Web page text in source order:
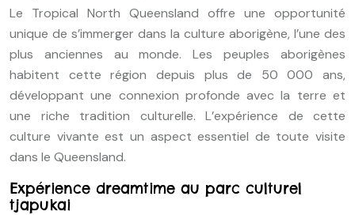
Le Tropical North Queensland offre une opportunité
unique de s’immerger dans la culture aborigène, l’une des
plus anciennes au monde. Les peuples aborigènes
habitent cette région depuis plus de 50 000 ans,
développant une connexion profonde avec la terre et
une riche tradition culturelle. L’expérience de cette
culture vivante est un aspect essentiel de toute visite
dans le Queensland.
Expérience dreamtime au parc culturel
tjapukai